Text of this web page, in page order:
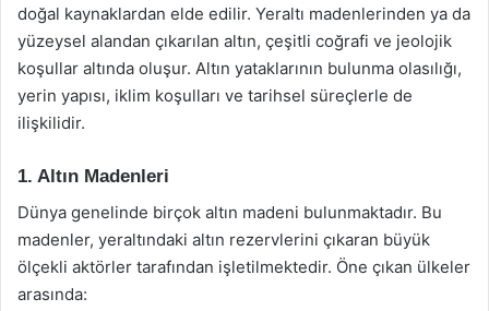
doğal kaynaklardan elde edilir. Yeraltı madenlerinden ya da
yüzeysel alandan çıkarılan altın, çeşitli coğrafi ve jeolojik
koşullar altında oluşur. Altın yataklarının bulunma olasılığı,
yerin yapısı, iklim koşulları ve tarihsel süreçlerle de
ilişkilidir.
1. Altın Madenleri
Dünya genelinde birçok altın madeni bulunmaktadır. Bu
madenler, yeraltındaki altın rezervlerini çıkaran büyük
ölçekli aktörler tarafından işletilmektedir. Öne çıkan ülkeler
arasında: